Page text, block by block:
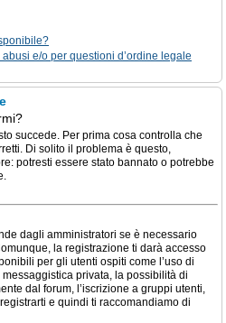
e/o per questioni d’ordine legale
succede. Per prima cosa controlla che
Di solito il problema è questo,
potresti essere stato bannato o potrebbe
dagli amministratori se è necessario
la registrazione ti darà accesso
per gli utenti ospiti come l’uso di
privata, la possibilità di
dal forum, l’iscrizione a gruppi utenti,
e quindi ti raccomandiamo di